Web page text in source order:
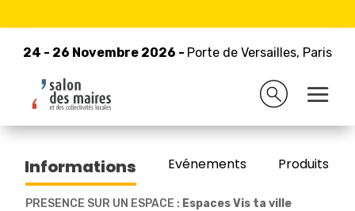
24 - 26 Novembre 2026 - Porte de Versailles, Paris
24 - 26 Novembre 2026 - Porte de Versailles, Paris
Retour à la liste des exposants
MINISTERE DE LA CULTURE
Informations Evénements Produits/
PRESENCE SUR UN ESPACE : Espaces Vis ta ville